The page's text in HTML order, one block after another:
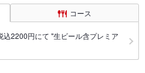
コース
2200円にて "生ビール含プレミア